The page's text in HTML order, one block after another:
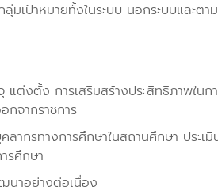
มเป้าหมายทั้งในระบบ นอกระบบและตา
แต่งตั้ง การเสริมสร้างประสิทธิภาพในก
กจากราชการ
ลากรทางการศึกษาในสถานศึกษา ประเ
รศึกษา
นาอย่างต่อเนื่อง